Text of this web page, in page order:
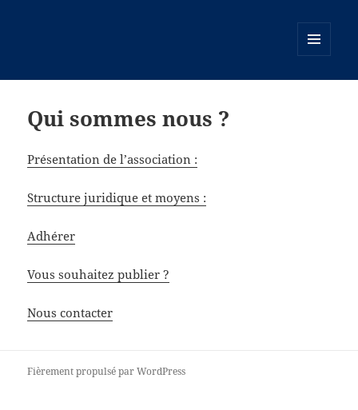
Qui sommes nous ?
Présentation de l’association :
Structure juridique et moyens :
Adhérer
Vous souhaitez publier ?
Nous contacter
Fièrement propulsé par WordPress